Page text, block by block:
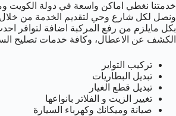
خدمتنا نغطي اماكن واسعة في دولة الكويت
ونصل لكل شارع وحي لتقديم الخدمة من
بكل مايلزم من رفع المركبة اضافة لتوافر
الكشف عن الاعطال، وكافة خدمات تصليح
تركيب التواير
تبديل البطاريات
تبديل قطع الغيار
تغيير الزيت و الفلاتر بانواعها
صيانة وميكانك وكهرباء السيارة